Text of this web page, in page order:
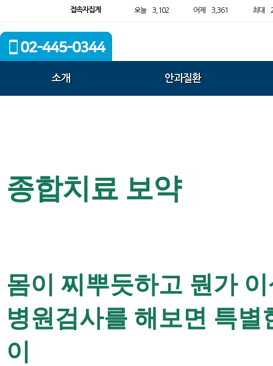
접속자집계 오늘 3,102 어제 3,361 최대
소개 안과질환
종합치료 보약
몸이 찌뿌듯하고 뭔가
병원검사를 해보면 특별
이